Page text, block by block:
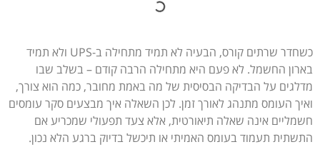
כשחדר שרתים קורס, הבעיה לא תמיד מתחילה ב-UPS ולא תמיד
בארון החשמל. לא פעם היא מתחילה הרבה קודם – בשלב שבו
מדלגים על הבדיקה הבסיסית של מה באמת מחובר, כמה הוא צורך,
ואיך העומס מתנהג לאורך זמן. לכן השאלה איך מבצעים סקר עומסים
חשמליים אינה שאלה תיאורטית, אלא צעד תפעולי שמכריע אם
התשתית תעמוד בעומס האמיתי או תיכשל בדיוק ברגע הלא נכון.